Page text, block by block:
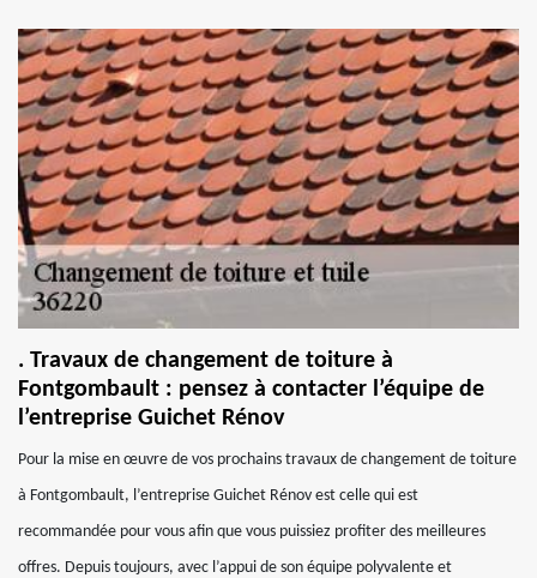
. Travaux de changement de toiture à
Fontgombault : pensez à contacter l’équipe de
l’entreprise Guichet Rénov
Pour la mise en œuvre de vos prochains travaux de changement de toiture
à Fontgombault, l’entreprise Guichet Rénov est celle qui est
recommandée pour vous afin que vous puissiez profiter des meilleures
offres. Depuis toujours, avec l’appui de son équipe polyvalente et